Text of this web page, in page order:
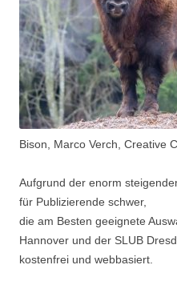
Bison, Marco Verch, Creative
Aufgrund der enorm
für Publizierende schwer,
die am Besten geeignete
Hannover und der SLUB
kostenfrei und webbasiert.